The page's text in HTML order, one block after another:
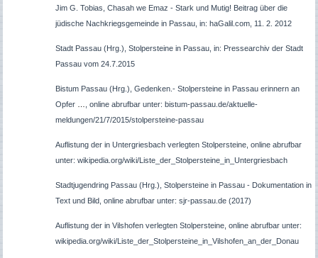
Jim G. Tobias, Chasah we Emaz - Stark und Mutig! Beitrag über die
jüdische Nachkriegsgemeinde in Passau, in: haGalil.com, 11. 2. 2012
Stadt Passau (Hrg.), Stolpersteine in Passau, in: Pressearchiv der Stadt
Passau vom 24.7.2015
Bistum Passau (Hrg.), Gedenken.- Stolpersteine in Passau erinnern an
Opfer
, online abrufbar unter: bistum-passau.de/aktuelle-
meldungen/21/7/2015/stolpersteine-passau
Auflistung der in Untergriesbach verlegten Stolpersteine, online abrufbar
unter: wikipedia.org/wiki/Liste_der_Stolpersteine_in_Untergriesbach
Stadtjugendring Passau (Hrg.), Stolpersteine in Passau - Dokumentation in
Text und Bild, online abrufbar unter: sjr-passau.de (2017)
Auflistung der in Vilshofen verlegten Stolpersteine, online abrufbar unter:
wikipedia.org/wiki/Liste_der_Stolpersteine_in_Vilshofen_an_der_Donau